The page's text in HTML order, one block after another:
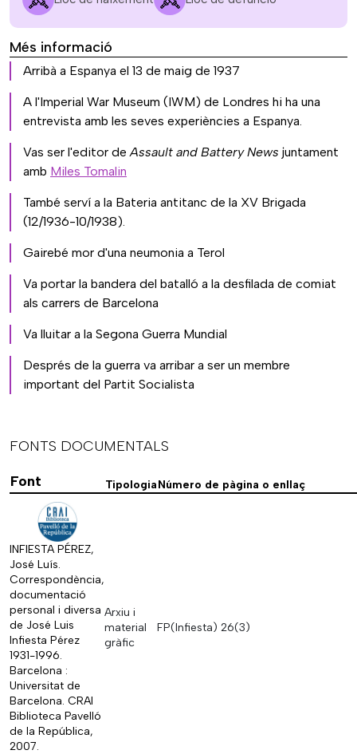
Més informació
Arribà a Espanya el 13 de maig de 1937
A l'Imperial War Museum (IWM) de Londres hi ha una
entrevista amb les seves experiències a Espanya.
Vas ser l'editor de Assault and Battery News juntament
amb Miles Tomalin
També serví a la Bateria antitanc de la XV Brigada
(12/1936-10/1938).
Gairebé mor d'una neumonia a Terol
Va portar la bandera del batalló a la desfilada de comiat
als carrers de Barcelona
Va lluitar a la Segona Guerra Mundial
Després de la guerra va arribar a ser un membre
important del Partit Socialista
FONTS DOCUMENTALS
Font
TipologiaNúmero de pàgina o enllaç
INFIESTA PÉREZ,
José Luís.
Correspondència,
documentació
personal i diversa
de José Luis
Infiesta Pérez
1931-1996.
Barcelona :
Universitat de
Barcelona. CRAI
Biblioteca Pavelló
de la República,
2007.
Arxiu i
material
gràfic
FP(Infiesta) 26(3)